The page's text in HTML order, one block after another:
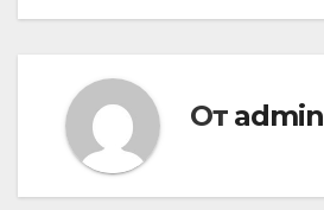
От admin